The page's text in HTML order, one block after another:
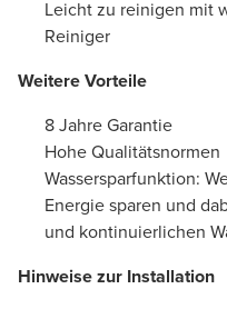
Leicht zu reinigen mit
Reiniger
Weitere Vorteile
8 Jahre Garantie
Hohe Qualitätsnormen
Wassersparfunktion:
Energie sparen und
und kontinuierlichen
Hinweise zur Installation